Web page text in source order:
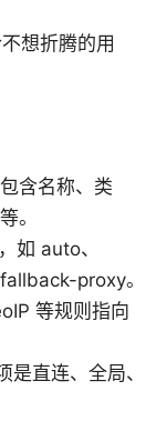
想折腾的用
含名称、类
。
如 auto、
proxy。
等规则指向
直连、全局、